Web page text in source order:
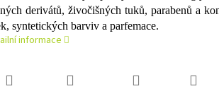
derivátů, živočišných tuků, parabenů a
syntetických barviv a parfemace.
informace